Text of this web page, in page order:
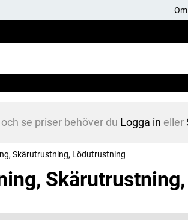
se priser behöver du Logga in eller
Skärutrustning, Lödutrustning